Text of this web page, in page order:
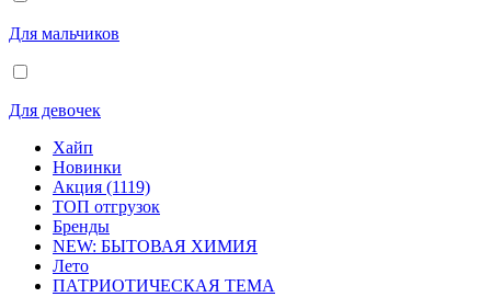
Для мальчиков
Для девочек
Хайп
Новинки
Акция (1119)
ТОП отгрузок
Бренды
NEW: БЫТОВАЯ ХИМИЯ
Лето
ПАТРИОТИЧЕСКАЯ ТЕМА